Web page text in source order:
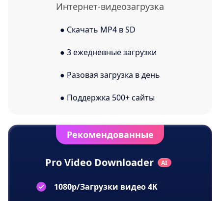
Интернет-видеозагрузка
● Скачать MP4 в SD
● 3 ежедневные загрузки
● Разовая загрузка в день
● Поддержка 500+ сайты
Рекомендованные
Pro Video Downloader
1080p/Загрузки видео 4K